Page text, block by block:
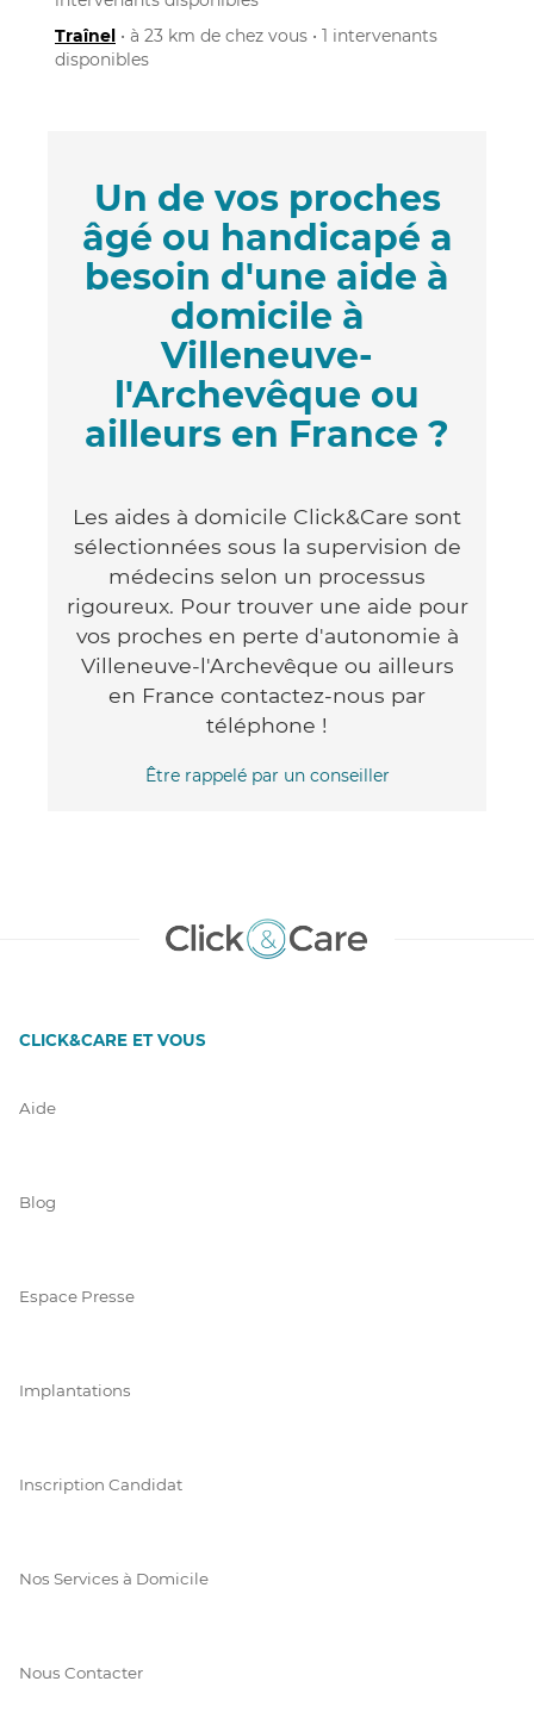
Traînel • à 23 km de chez vous • 1 intervenants
disponibles
Un de vos proches
âgé ou handicapé a
besoin d'une aide à
domicile à
Villeneuve-
l'Archevêque ou
ailleurs en France ?
Les aides à domicile Click&Care sont
sélectionnées sous la supervision de
médecins selon un processus
rigoureux. Pour trouver une aide pour
vos proches en perte d'autonomie à
Villeneuve-l'Archevêque ou ailleurs
en France contactez-nous par
téléphone !
Être rappelé par un conseiller
CLICK&CARE ET VOUS
Aide
Blog
Espace Presse
Implantations
Inscription Candidat
Nos Services à Domicile
Nous Contacter